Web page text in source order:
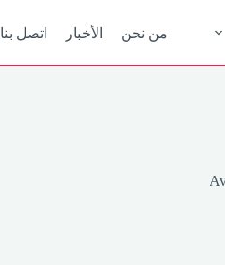
من نحن الأخبار اتصل بنا